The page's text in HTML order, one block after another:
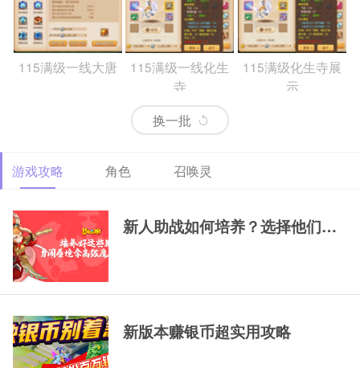
115满级一线大唐
115满级一线化生
寺
115满级化生寺展
示
示
示
换一批
游戏攻略 角色 召唤灵
新人助战如何培养？选择他们，一
新版本赚银币超实用攻略